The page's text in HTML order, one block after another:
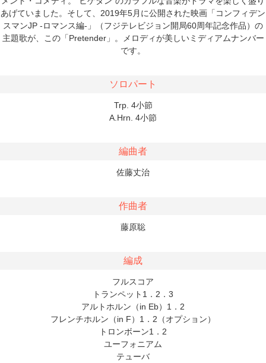
あげていました。そして、2019年5月に公開された映画「コンフィデン
スマンJP -ロマンス編-」（フジテレビジョン開局60周年記念作品）の
主題歌が、この「Pretender」。メロディが美しいミディアムナンバー
です。
ソロパート
Trp. 4小節
A.Hrn. 4小節
編曲者
佐藤丈治
作曲者
藤原聡
編成
フルスコア
トランペット1．2．3
アルトホルン（in Eb）1．2
フレンチホルン（in F）1．2（オプション）
トロンボーン1．2
ユーフォニアム
テューバ